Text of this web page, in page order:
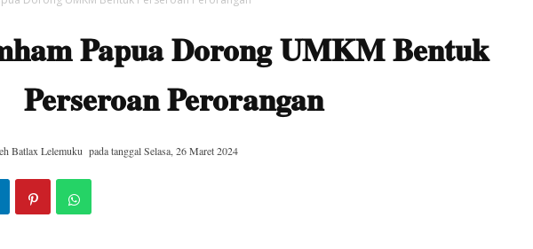
Papua Dorong UMKM Bentuk
Perseroan Perorangan
Batlax Lelemuku pada tanggalSelasa, 26 Maret 2024